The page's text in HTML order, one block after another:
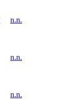
n.n.
n.n.
n.n.